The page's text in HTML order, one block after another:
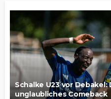
Schalke U23 vor
unglaubliches Comeback